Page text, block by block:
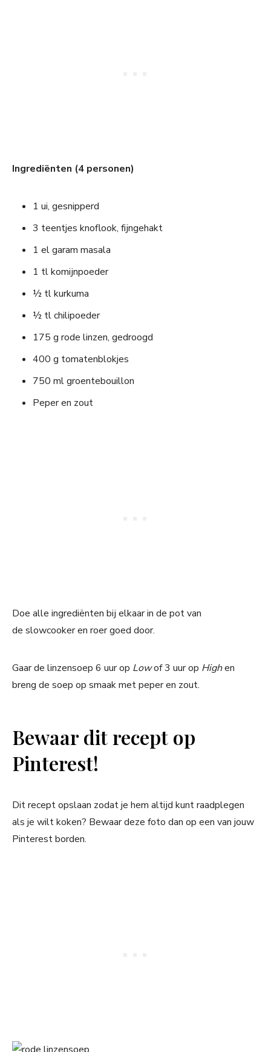
Ingrediënten (4 personen)
1 ui, gesnipperd
3 teentjes knoflook, fijngehakt
1 el garam masala
1 tl komijnpoeder
½ tl kurkuma
½ tl chilipoeder
175 g rode linzen, gedroogd
400 g tomatenblokjes
750 ml groentebouillon
Peper en zout
Doe alle ingrediënten bij elkaar in de pot van
de slowcooker en roer goed door.
Gaar de linzensoep 6 uur op Lowof 3 uur op Highen
breng de soep op smaak met peper en zout.
Bewaar dit recept op
Pinterest!
Dit recept opslaan zodat je hem altijd kunt raadplegen
als je wilt koken? Bewaar deze foto dan op een van jouw
Pinterest borden.